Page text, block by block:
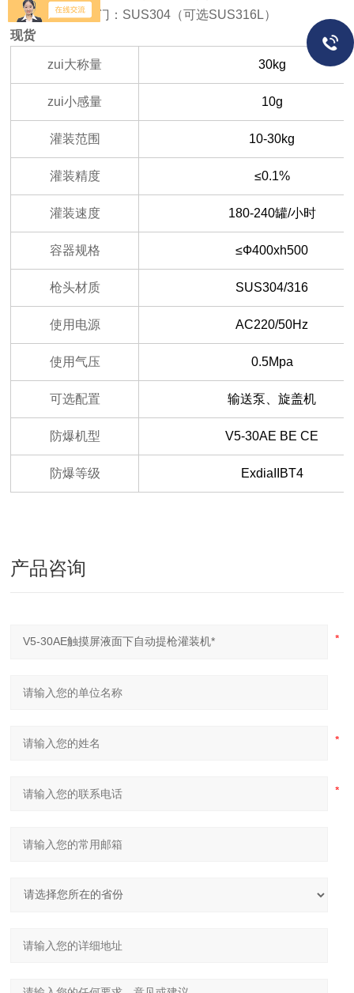
■ 标配喷枪、阀门：SUS304（可选SUS316L）
现货
zui大称量 30kg
zui小感量 10g
灌装范围 10-30kg
灌装精度 ≤0.1%
灌装速度 180-240罐/小时
容器规格 ≤Ф400xh500
枪头材质 SUS304/316
使用电源 AC220/50Hz
使用气压 0.5Mpa
可选配置 输送泵、旋盖机
防爆机型 V5-30AE BE CE
防爆等级 ExdiaIIBT4
产品咨询